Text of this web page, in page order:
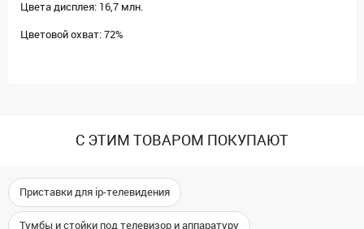
Цвета дисплея: 16,7 млн.
Цветовой охват: 72%
С ЭТИМ ТОВАРОМ ПОКУПАЮТ
Приставки для ip-телевидения
Тумбы и стойки под телевизор и аппаратуру